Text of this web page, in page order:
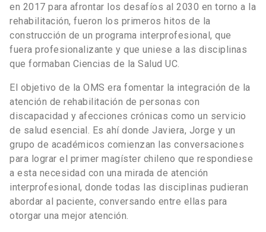
en 2017 para afrontar los desafíos al 2030 en torno a la
rehabilitación, fueron los primeros hitos de la
construcción de un programa interprofesional, que
fuera profesionalizante y que uniese a las disciplinas
que formaban Ciencias de la Salud UC.
El objetivo de la OMS era fomentar la integración de la
atención de rehabilitación de personas con
discapacidad y afecciones crónicas como un servicio
de salud esencial. Es ahí donde Javiera, Jorge y un
grupo de académicos comienzan las conversaciones
para lograr el primer magíster chileno que respondiese
a esta necesidad con una mirada de atención
interprofesional, donde todas las disciplinas pudieran
abordar al paciente, conversando entre ellas para
otorgar una mejor atención.